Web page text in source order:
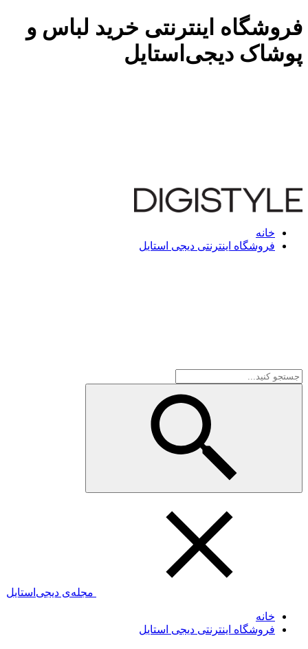
فروشگاه اینترنتی خرید لباس و
پوشاک دیجی‌استایل
خانه
فروشگاه اینترنتی دیجی استایل
مجله‌ی دیجی‌استایل
خانه
فروشگاه اینترنتی دیجی استایل